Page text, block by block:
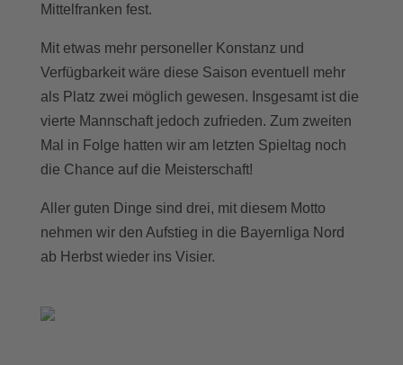
Mittelfranken fest.
Mit etwas mehr personeller Konstanz und
Verfügbarkeit wäre diese Saison eventuell mehr
als Platz zwei möglich gewesen. Insgesamt ist die
vierte Mannschaft jedoch zufrieden. Zum zweiten
Mal in Folge hatten wir am letzten Spieltag noch
die Chance auf die Meisterschaft!
Aller guten Dinge sind drei, mit diesem Motto
nehmen wir den Aufstieg in die Bayernliga Nord
ab Herbst wieder ins Visier.